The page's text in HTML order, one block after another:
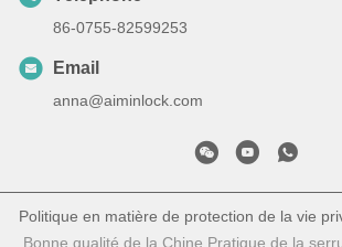
86-0755-82599253
Email
anna@aiminlock.com
Politique en matière de protection de la vie
Bonne qualité de la Chine Pratique de la